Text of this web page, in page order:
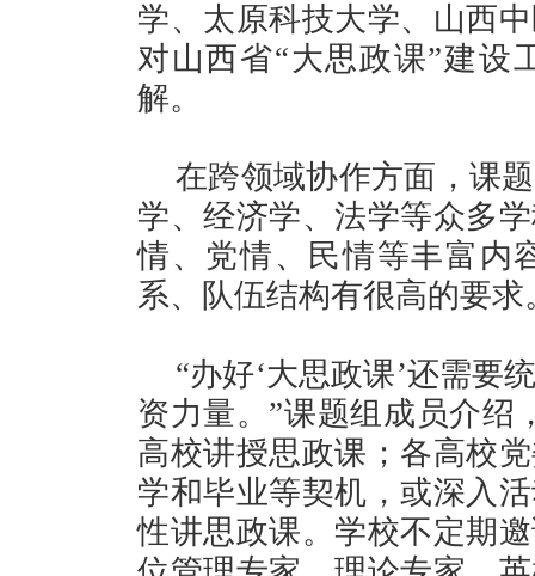
学、太原科技大学、山西
对山西省“大思政课”建设
解。
在跨领域协作方面，课
学、经济学、法学等众多
情、党情、民情等丰富内
系、队伍结构有很高的要求
“办好‘大思政课’还需要
资力量。”课题组成员介绍
高校讲授思政课；各高校
学和毕业等契机，或深入
性讲思政课。学校不定期